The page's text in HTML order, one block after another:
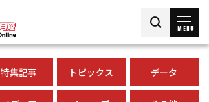
MENU
特集記事 トピックス データ